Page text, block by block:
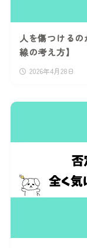
人を傷つける
線の考え方】
2026年4月28日